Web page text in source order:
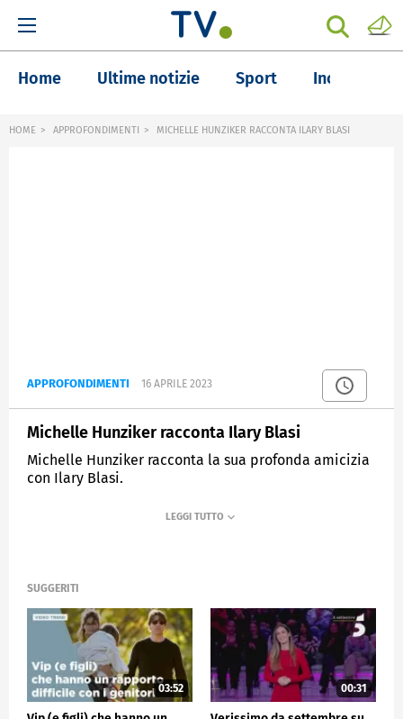
Home Ultime notizie Sport Inchieste
HOME APPROFONDIMENTI MICHELLE HUNZIKER RACCONTA ILARY BLASI
APPROFONDIMENTI 16 APRILE 2023
Michelle Hunziker racconta Ilary Blasi
Michelle Hunziker racconta la sua profonda amicizia
con Ilary Blasi.
VERISSIMO
SUGGERITI
03:52 00:31